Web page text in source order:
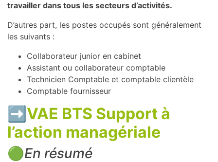
travailler dans tous les secteurs d’activités.
D’autres part, les postes occupés sont généralement
les suivants :
Collaborateur junior en cabinet
Assistant ou collaborateur comptable
Technicien Comptable et comptable clientèle
Comptable fournisseur
➡️ VAE BTS Support à
l’action managériale
🟢En résumé